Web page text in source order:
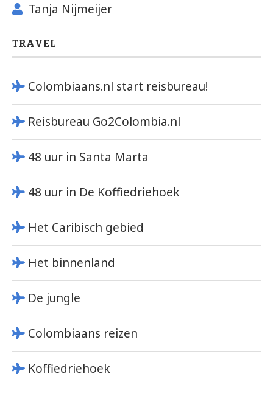
Tanja Nijmeijer
TRAVEL
Colombiaans.nl start reisbureau!
Reisbureau Go2Colombia.nl
48 uur in Santa Marta
48 uur in De Koffiedriehoek
Het Caribisch gebied
Het binnenland
De jungle
Colombiaans reizen
Koffiedriehoek